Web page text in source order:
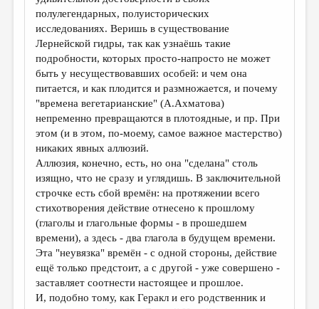
полулегендарных, полуисторических
исследованиях. Веришь в существование
Лернейской гидры, так как узнаёшь такие
подробности, которых просто-напросто не может
быть у несуществовавших особей: и чем она
питается, и как плодится и размножается, и почему
"времена вегетарианские" (А.Ахматова)
непременно превращаются в плотоядные, и пр. При
этом (и в этом, по-моему, самое важное мастерство)
никаких явных аллюзий.
Аллюзия, конечно, есть, но она "сделана" столь
изящно, что не сразу и углядишь. В заключительной
строчке есть сбой времён: на протяжении всего
стихотворения действие отнесено к прошлому
(глаголы и глагольные формы - в прошедшем
времени), а здесь - два глагола в будущем времени.
Эта "неувязка" времён - с одной стороны, действие
ещё только предстоит, а с другой - уже совершено -
заставляет соотнести настоящее и прошлое.
И, подобно тому, как Геракл и его родственник и